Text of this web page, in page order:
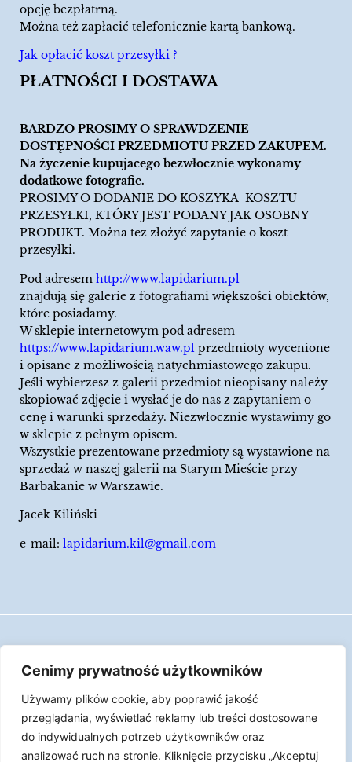
Cenimy prywatność użytkowników
Używamy plików cookie, aby poprawić jakość
przeglądania, wyświetlać reklamy lub treści dostosowane
do indywidualnych potrzeb użytkowników oraz
analizować ruch na stronie. Kliknięcie przycisku „Akceptuj
opcję bezpłatrną.
Można też zapłacić telefonicznie kartą bankową.
Jak opłacić koszt przesyłki ?
PŁATNOŚCI I DOSTAWA
BARDZO PROSIMY O SPRAWDZENIE
DOSTĘPNOŚCI PRZEDMIOTU PRZED ZAKUPEM.
Na życzenie kupujacego bezwłocznie wykonamy
dodatkowe fotografie.
PROSIMY O DODANIE DO KOSZYKA KOSZTU
PRZESYŁKI, KTÓRY JEST PODANY JAK OSOBNY
PRODUKT. Można tez złożyć zapytanie o koszt
przesyłki.
Pod adresem http://www.lapidarium.pl
znajdują się galerie z fotografiami większości obiektów,
które posiadamy.
W sklepie internetowym pod adresem
https://www.lapidarium.waw.pl przedmioty wycenione
i opisane z możliwością natychmiastowego zakupu.
Jeśli wybierzesz z galerii przedmiot nieopisany należy
skopiować zdjęcie i wysłać je do nas z zapytaniem o
cenę i warunki sprzedaży. Niezwłocznie wystawimy go
w sklepie z pełnym opisem.
Wszystkie prezentowane przedmioty są wystawione na
sprzedaż w naszej galerii na Starym Mieście przy
Barbakanie w Warszawie.
Jacek Kiliński
e-mail: lapidarium.kil@gmail.com
Polityka Cookies
LAPIDARIUM Jacka Kilińskiego | Człowiek jest
epizodem w życiu przedmiotów.